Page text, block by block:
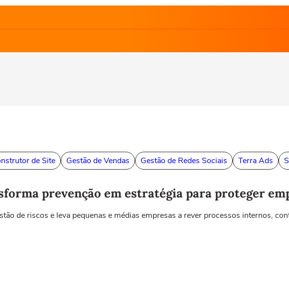
de Site Gestão de Vendas Gestão de Redes Sociais Terra Ads
prevenção em estratégia para proteger
de riscos e leva pequenas e médias empresas a rever processos internos,